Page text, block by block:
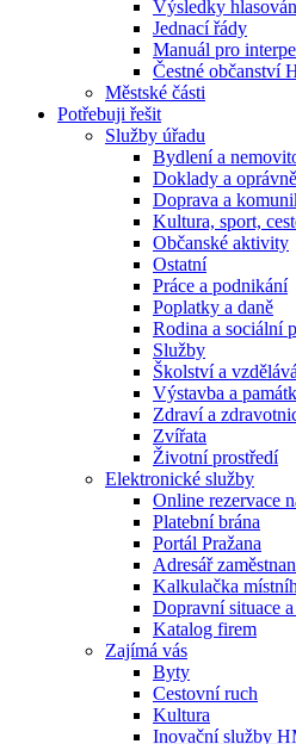
Výsledky
Jednací řády
Manuál pro
Čestné občanství
Městské části
Potřebuji řešit
Služby úřadu
Bydlení a
Doklady a
Doprava a
Kultura, sport,
Občanské aktivity
Ostatní
Práce a podnikání
Poplatky a daně
Rodina a sociální
Služby
Školství a
Výstavba a
Zdraví a
Zvířata
Životní prostředí
Elektronické služby
Online rezervace
Platební brána
Portál Pražana
Adresář
Kalkulačka
Dopravní situace
Katalog firem
Zajímá vás
Byty
Cestovní ruch
Kultura
Inovační služby